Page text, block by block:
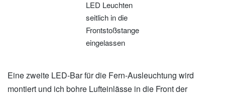
LED Leuchten
seitlich in die
Frontstoßstange
eingelassen
Eine zweite LED-Bar für die Fern-Ausleuchtung wird
montiert und ich bohre Lufteinlässe in die Front der